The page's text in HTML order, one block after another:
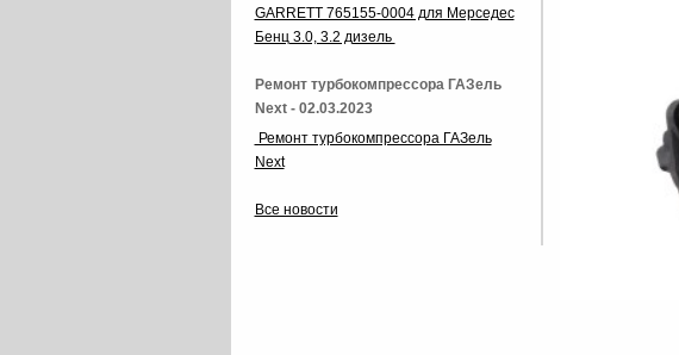
GARRETT 765155-0004 для Мерседес
Бенц 3.0, 3.2 дизель
Ремонт турбокомпрессора ГАЗель
Next - 02.03.2023
Ремонт турбокомпрессора ГАЗель
Next
Все новости